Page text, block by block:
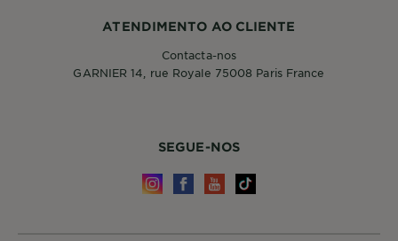
SEGUE-NOS
ATENDIMENTO AO CLIENTE
Contacta-nos
GARNIER 14, rue Royale 75008 Paris France